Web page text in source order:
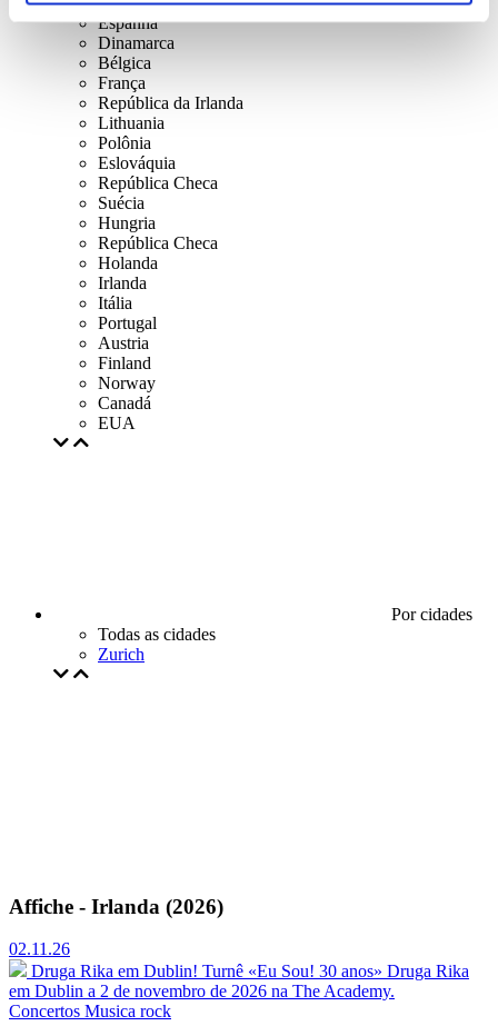
Espanha
Dinamarca
Bélgica
França
República da Irlanda
Lithuania
Polônia
Eslováquia
República Checa
Suécia
Hungria
República Checa
Holanda
Irlanda
Itália
Portugal
Austria
Finland
Norway
Canadá
EUA
Por cidades
Todas as cidades
Zurich
Affiche - Irlanda (2026)
02.11.26
Druga Rika em Dublin! Turnê «Eu Sou! 30 anos» Druga Rika
em Dublin a 2 de novembro de 2026 na The Academy.
Concertos Musica rock